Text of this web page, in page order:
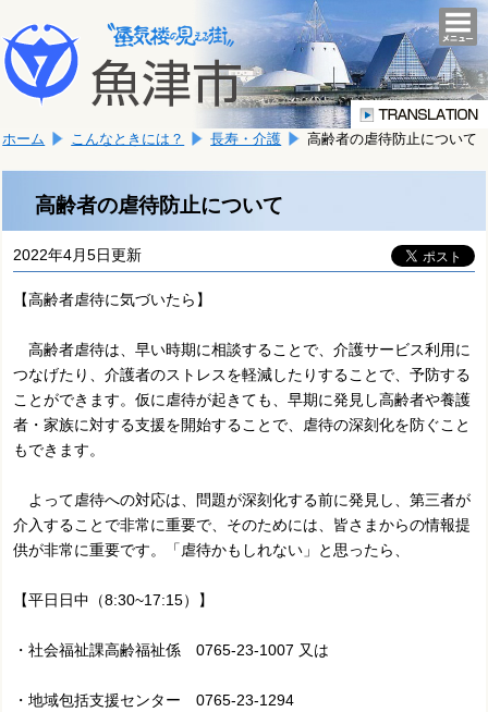
文
へ
移
ま
す。
こ
か
文
ホーム こんなときには？ 長寿・介護 高齢者の虐待防止について
高齢者の虐待防止について
2022年4月5日更新
【高齢者虐待に気づいたら】
高齢者虐待は、早い時期に相談することで、介護サービス利用に
つなげたり、介護者のストレスを軽減したりすることで、予防する
ことができます。仮に虐待が起きても、早期に発見し高齢者や養護
者・家族に対する支援を開始することで、虐待の深刻化を防ぐこと
もできます。
よって虐待への対応は、問題が深刻化する前に発見し、第三者が
介入することで非常に重要で、そのためには、皆さまからの情報提
供が非常に重要です。「虐待かもしれない」と思ったら、
【平日日中（8:30~17:15）】
・社会福祉課高齢福祉係 0765-23-1007 又は
・地域包括支援センター 0765-23-1294